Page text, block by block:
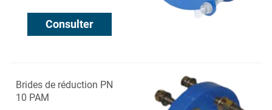
Consulter
Brides de réduction PN
10 PAM